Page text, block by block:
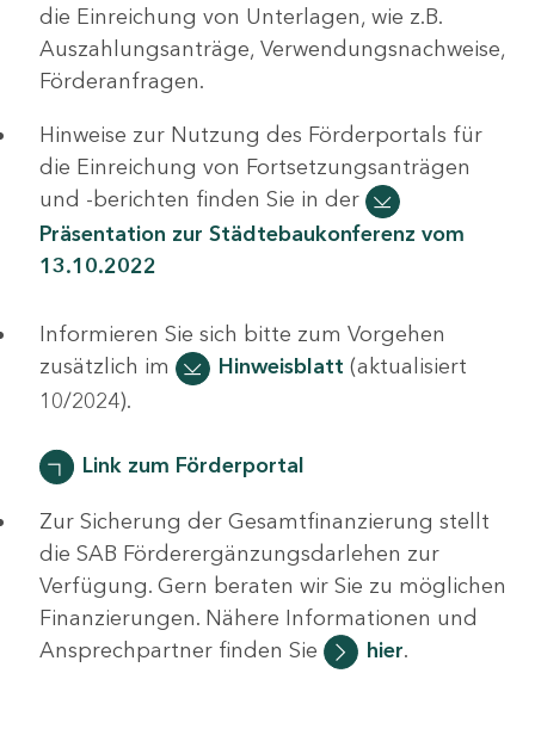
die Einreichung von Unterlagen, wie z.B.
Auszahlungsanträge, Verwendungsnachweise,
Förderanfragen.
Hinweise zur Nutzung des Förderportals für
die Einreichung von Fortsetzungsanträgen
und -berichten finden Sie in der
Präsentation zur Städtebaukonferenz vom
13.10.2022
Informieren Sie sich bitte zum Vorgehen
zusätzlich im
Hinweisblatt (aktualisiert
10/2024).
Link zum Förderportal
Zur Sicherung der Gesamtfinanzierung stellt
die SAB Förderergänzungsdarlehen zur
Verfügung. Gern beraten wir Sie zu möglichen
Finanzierungen. Nähere Informationen und
Ansprechpartner finden Sie
hier.